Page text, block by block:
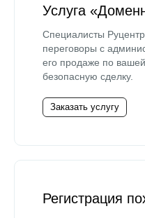
Услуга
Специалисты
переговоры с
его продаже по
безопасную сделку.
Заказать услугу
Регистрация